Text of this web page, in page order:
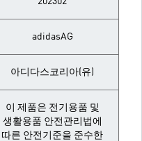
adidasAG
아디다스코리아(유)
이 제품은 전기용품 및
생활용품 안전관리법에
따른 안전기준을 준수한